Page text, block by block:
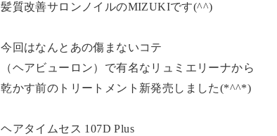
髪質改善サロンノイルのMIZUKIです(^^)
今回はなんとあの傷まないコテ
（ヘアビューロン）で有名なリュミエリーナから
乾かす前のトリートメント新発売しました(*^^*)
ヘアタイムセス 107D Plus